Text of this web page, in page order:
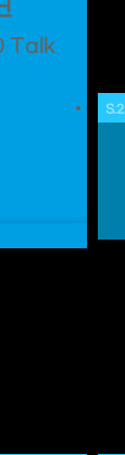
Talk
S.2